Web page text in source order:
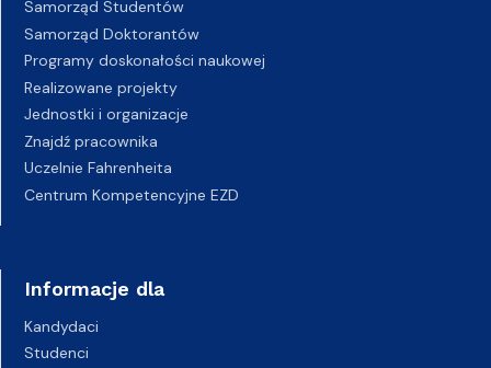
Samorząd Studentów
Samorząd Doktorantów
Programy doskonałości naukowej
Realizowane projekty
Jednostki i organizacje
Znajdź pracownika
Uczelnie Fahrenheita
Centrum Kompetencyjne EZD
Informacje dla
Kandydaci
Studenci